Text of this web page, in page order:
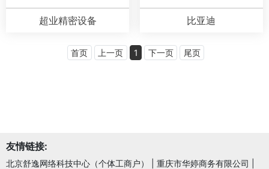
超业精密设备 比亚迪
首页 上一页 1 下一页 尾页
友情链接:
北京舒逸网络科技中心（个体工商户） 重庆市华婷商务有限公司